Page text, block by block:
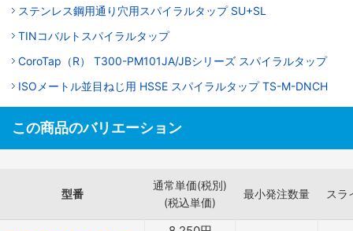
ステンレス鋼用通り穴用スパイラルタップ SU+SL
TINコバルトスパイラルタップ
CoroTap（R） T300-PM101JA/JBシリーズ スパイラルタップ
ISOメートル並目ねじ用 HSSE スパイラルタップ TS-M-DNCH
この商品のバリエーション
型番
通常単価(税別)
(税込単価)
最小発注数量 スラ